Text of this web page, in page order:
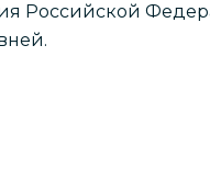
Российской